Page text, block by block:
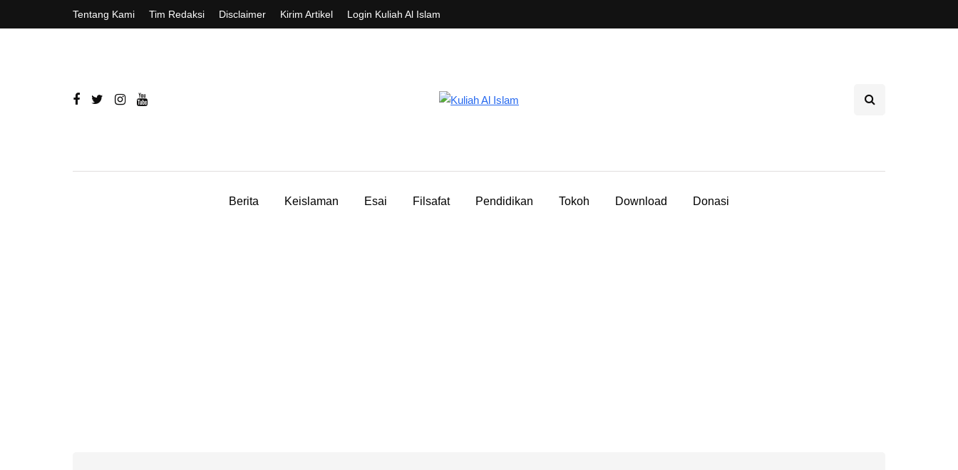
Tentang Kami Tim Redaksi Disclaimer Kirim Artikel Login Kuliah Al Islam
Berita Keislaman Esai Filsafat Pendidikan Tokoh Download Donasi